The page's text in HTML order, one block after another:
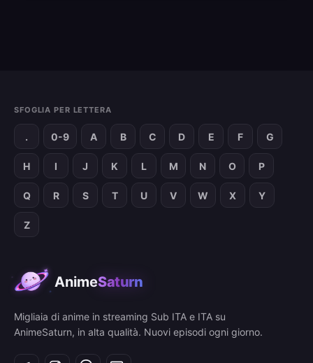
SFOGLIA PER LETTERA
. 0-9 A B C D E F G
H I J K L M N O P
Q R S T U V W X Y
Z
AnimeSaturn
Migliaia di anime in streaming Sub ITA e ITA su
AnimeSaturn, in alta qualità. Nuovi episodi ogni giorno.